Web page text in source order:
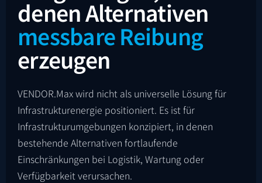
denen Alternativen
messbare Reibung
erzeugen
VENDOR.Max wird nicht als universelle Lösung für
Infrastrukturenergie positioniert. Es ist für
Infrastrukturumgebungen konzipiert, in denen
bestehende Alternativen fortlaufende
Einschränkungen bei Logistik, Wartung oder
Verfügbarkeit verursachen.